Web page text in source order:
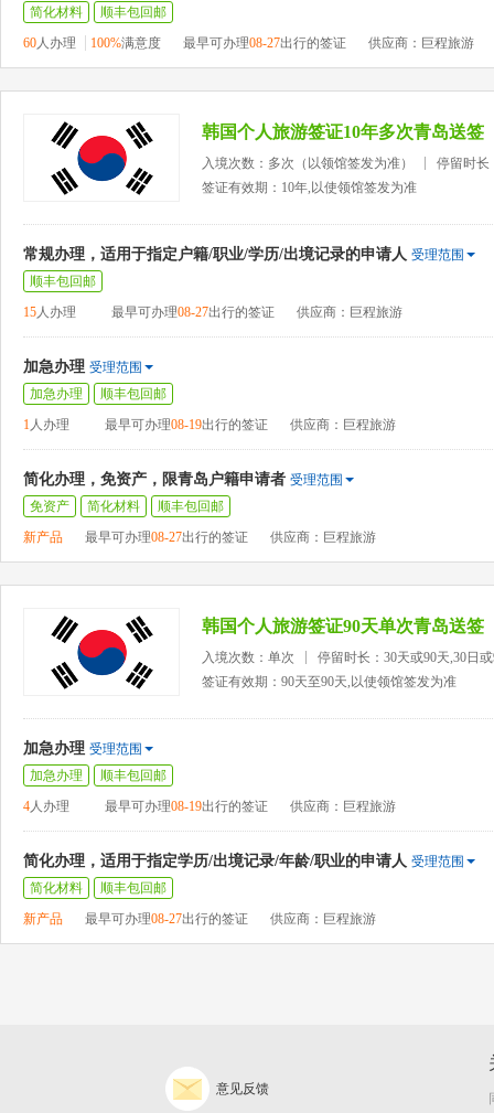
简化材料
顺丰包回邮
60人办理 100%满意度 最早可办理08-27出行的签证 供应商：巨程旅游
韩国个人旅游签证10年多次青岛送签
入境次数：多次（以领馆签发为准）
停留时长
签证有效期：10年,以使领馆签发为准
常规办理，适用于指定户籍/职业/学历/出境记录的申请人 受理范围
顺丰包回邮
15人办理 最早可办理08-27出行的签证 供应商：巨程旅游
加急办理 受理范围
加急办理
顺丰包回邮
1人办理 最早可办理08-19出行的签证 供应商：巨程旅游
简化办理，免资产，限青岛户籍申请者 受理范围
免资产
简化材料
顺丰包回邮
新产品
最早可办理08-27出行的签证 供应商：巨程旅游
韩国个人旅游签证90天单次青岛送签
入境次数：单次
停留时长：30天或90天,30日
签证有效期：90天至90天,以使领馆签发为准
加急办理 受理范围
加急办理
顺丰包回邮
4人办理 最早可办理08-19出行的签证 供应商：巨程旅游
简化办理，适用于指定学历/出境记录/年龄/职业的申请人 受理范围
简化材料
顺丰包回邮
新产品
最早可办理08-27出行的签证 供应商：巨程旅游
意见反馈